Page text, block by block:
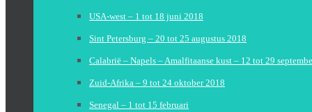
USA-west – 1 tot 18 juni 2018
Sint Petersburg – 20 tot 25 augustus 2018
Calabrië – Napels – Amalfitaanse kust – 12 tot 29
Zuid-Afrika – 9 tot 24 oktober 2018
Senegal – 1 tot 15 februari